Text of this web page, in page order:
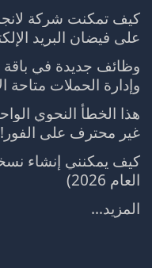
كيف تمكنت شركة
على فيضان البريد
وإدارة الحملات متاحة
هذا الخطأ النحوي
غير محترف على الفور! (90%
كيف يمكنني إنشاء
العام 2026)
المزيد...